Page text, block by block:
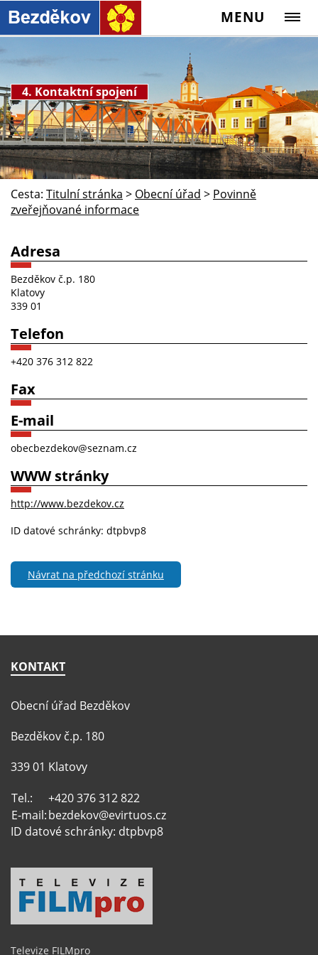
MENU
4. Kontaktní spojení
Cesta: Titulní stránka > Obecní úřad > Povinně
zveřejňované informace
Adresa
Bezděkov č.p. 180
Klatovy
339 01
Telefon
+420 376 312 822
Fax
E-mail
obecbezdekov@seznam.cz
WWW stránky
http://www.bezdekov.cz
ID datové schránky: dtpbvp8
Návrat na předchozí stránku
KONTAKT
Obecní úřad Bezděkov
Bezděkov č.p. 180
339 01 Klatovy
Tel.:
+420 376 312 822
E-mail:bezdekov@evirtuos.cz
ID datové schránky: dtpbvp8
Televize FILMpro